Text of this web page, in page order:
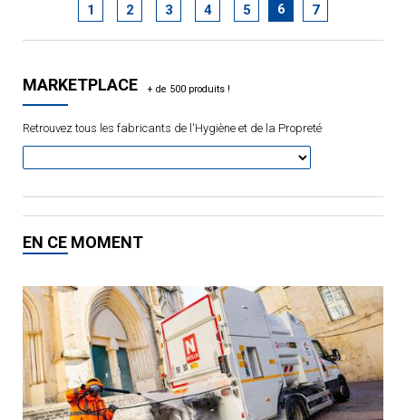
1 2 3 4 5 6 7
MARKETPLACE
Retrouvez tous les fabricants de l'Hygiène et de la Propreté
EN CE MOMENT